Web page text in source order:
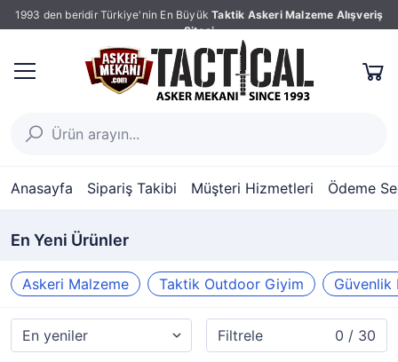
1993 den beridir Türkiye'nin En Büyük Taktik Askeri Malzeme Alışveriş
Sitesi
Anasayfa Sipariş Takibi Müşteri Hizmetleri Ödeme
En Yeni Ürünler
Askeri Malzeme Taktik Outdoor Giyim Güvenlik
Filtrele 0 / 30